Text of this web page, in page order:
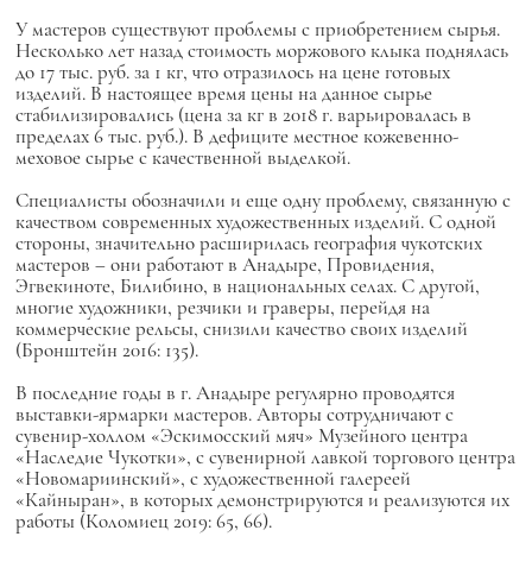
У мастеров существуют проблемы с приобретением сырья.
Несколько лет назад стоимость моржового клыка поднялась
до 17 тыс. руб. за 1 кг, что отразилось на цене готовых
изделий. В настоящее время цены на данное сырье
стабилизировались (цена за кг в 2018 г. варьировалась в
пределах 6 тыс. руб.). В дефиците местное кожевенно-
меховое сырье с качественной выделкой.
Специалисты обозначили и еще одну проблему, связанную с
качеством современных художественных изделий. С одной
стороны, значительно расширилась география чукотских
мастеров – они работают в Анадыре, Провидения,
Эгвекиноте, Билибино, в национальных селах. С другой,
многие художники, резчики и граверы, перейдя на
коммерческие рельсы, снизили качество своих изделий
(Бронштейн 2016: 135).
В последние годы в г. Анадыре регулярно проводятся
выставки-ярмарки мастеров. Авторы сотрудничают с
сувенир-холлом «Эскимосский мяч» Музейного центра
«Наследие Чукотки», с сувенирной лавкой торгового центра
«Новомариинский», с художественной галереей
«Кайныран», в которых демонстрируются и реализуются их
работы (Коломиец 2019: 65, 66).